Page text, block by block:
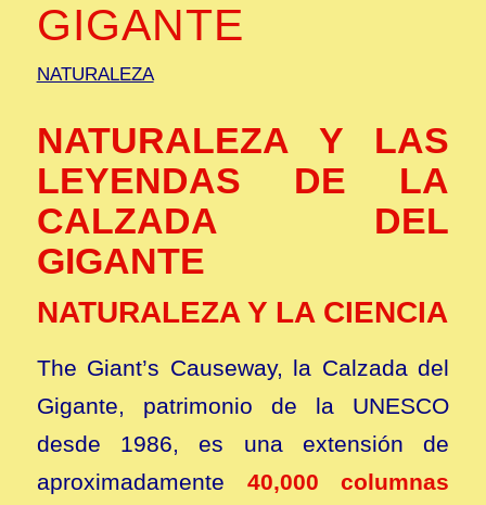
GIGANTE
NATURALEZA
NATURALEZA Y LAS
LEYENDAS DE LA
CALZADA DEL
GIGANTE
NATURALEZA Y LA CIENCIA
The Giant’s Causeway, la Calzada del
Gigante, patrimonio de la UNESCO
desde 1986, es una extensión de
aproximadamente 40,000 columnas